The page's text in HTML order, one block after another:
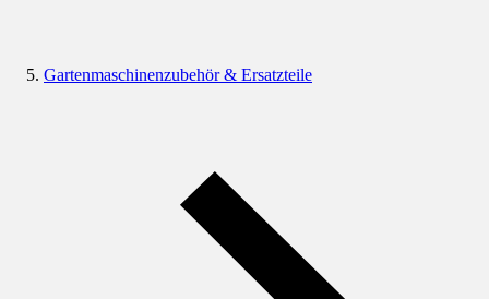
Gartenmaschinenzubehör & Ersatzteile